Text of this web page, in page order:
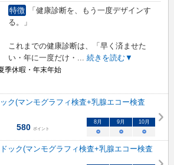
特徴
「健康診断を、もう一度デザインす
る。」
これまでの健康診断は、「早く済ませた
い・年に一度だけ・ ... 続きを読む▼
季休暇・年末年始
ク(マンモグラフィ検査+乳腺エコー検査
580 ポイント
8月 9月 10月
○ ○ ○
ック(マンモグラフィ検査+乳腺エコー検査